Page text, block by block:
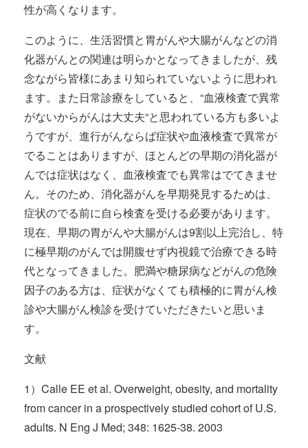
性が高くなります。
このように、生活習慣と胃がんや大腸がんなどの消
化器がんとの関連は明らかとなってきましたが、残
念ながら皆様にあまり知られていないように思われ
ます。また日常診療をしていると、“血液検査で異常
がないからがんは大丈夫“と思われている方も多いよ
うですが、進行がんならば症状や血液検査で異常が
でることはありますが、ほとんどの早期の消化器が
んでは症状はなく、血液検査でも異常はでてきませ
ん。そのため、消化器がんを早期発見するためは、
症状のでる前に自ら検査を受ける必要があります。
現在、早期の胃がんや大腸がんは9割以上完治し、特
に極早期のがんでは開腹せず内視鏡で治療できる時
代となってきました。肥満や糖尿病などがんの危険
因子のある方は、症状がなくても積極的に胃がん検
診や大腸がん検診を受けていただきたいと思いま
す。
文献
1）Calle EE et al. Overweight, obesity, and mortality
from cancer in a prospectively studied cohort of U.S.
adults. N Eng J Med; 348: 1625-38. 2003